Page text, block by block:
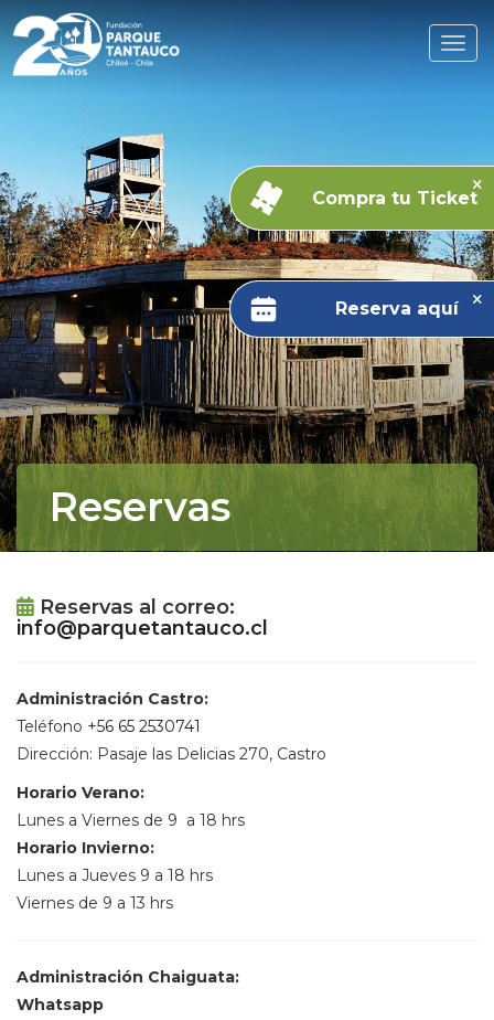
Compra tu Ticket
Reserva aquí
Reservas
Reservas al correo:
info@parquetantauco.cl
Administración Castro:
Teléfono +56 65 2530741
Dirección: Pasaje las Delicias 270, Castro
Horario Verano:
Lunes a Viernes de 9 a 18 hrs
Horario Invierno:
Lunes a Jueves 9 a 18 hrs
Viernes de 9 a 13 hrs
Administración Chaiguata:
Whatsapp